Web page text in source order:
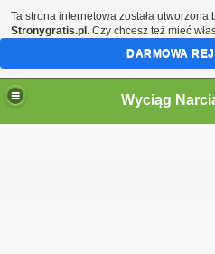
Ta strona internetowa została utworzona
Stronygratis.pl . Czy chcesz też mieć
DARMOWA